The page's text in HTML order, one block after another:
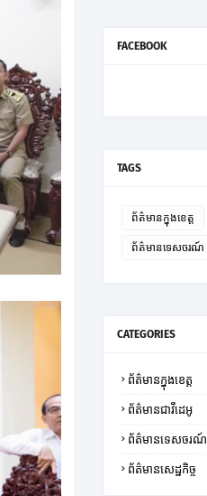
FACEBOOK
TAGS
ព័ត៌មានក្នុងខេត្ត
ព័ត៌មានទេសចរណ៍
CATEGORIES
ព័ត៌មានក្នុងខេត្ត
ព័ត៌មានជាវីដេអូ
ព័ត៌មានទេសចរណ៍
ព័ត៌មានសេដ្ឋកិច្ច